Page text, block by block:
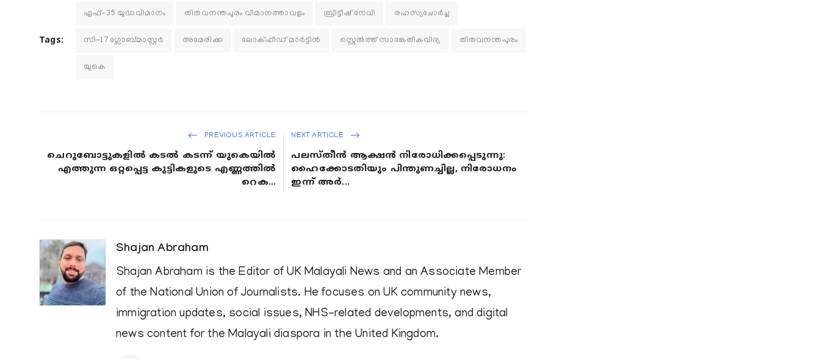
Tags:
എഫ്-35 യുദ്ധവിമാനം തിരുവനന്തപുരം വിമാനത്താവളം ബ്രിട്ടീഷ് നേവി രഹസ്യചോര്‍ച്ച
സി-17 ഗ്ലോബ്മാസ്റ്റര്‍ അമേരിക്ക ലോക്ഹീഡ് മാര്‍ട്ടിന്‍ സ്റ്റെല്‍ത്ത് സാങ്കേതികവിദ്യ തിരുവനന്തപുരം
യുകെ
PREVIOUS ARTICLE
ചെറുബോട്ടുകളിൽ കടൽ കടന്ന് യുകെയിൽ
എത്തുന്ന ഒറ്റപ്പെട്ട കുട്ടികളുടെ എണ്ണത്തിൽ
റെക...
NEXT ARTICLE
പലസ്തീൻ ആക്ഷൻ നിരോധിക്കപ്പെടുന്നു:
ഹൈക്കോടതിയും പിന്തുണച്ചില്ല, നിരോധനം
ഇന്ന് അർ...
Shajan Abraham
Shajan Abraham is the Editor of UK Malayali News and an Associate Member
of the National Union of Journalists. He focuses on UK community news,
immigration updates, social issues, NHS-related developments, and digital
news content for the Malayali diaspora in the United Kingdom.